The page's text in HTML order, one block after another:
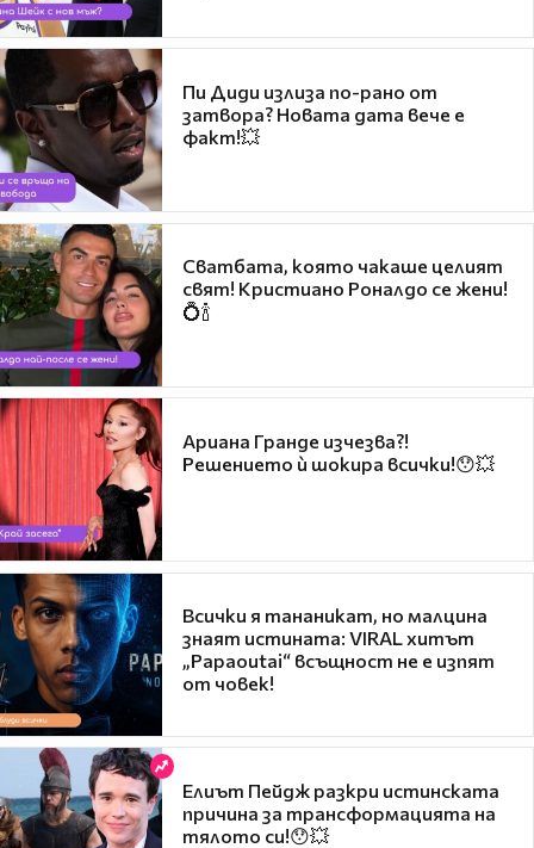
Пи Диди излиза по-рано от
затвора? Новата дата вече е
факт!💥
Сватбата, която чакаше целият
свят! Кристиано Роналдо се жени!
💍🍾
Ариана Гранде изчезва?!
Решението ѝ шокира всички!😯💥
Всички я тананикат, но малцина
знаят истината: VIRAL хитът
„Papaoutai“ всъщност не е изпят
от човек!
Елиът Пейдж разкри истинската
причина за трансформацията на
тялото си!😯💥